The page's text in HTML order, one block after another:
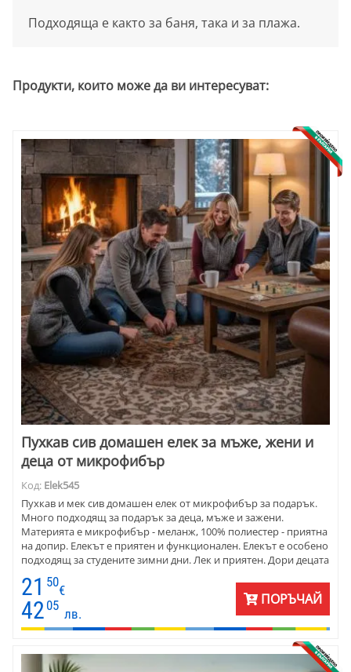
Подходяща е както за баня, така и за плажа.
Продукти, които може да ви интересуват:
Пухкав сив домашен елек за мъже, жени и
деца от микрофибър
Код: Elek545
Пухкав и мек сив домашен елек от микрофибър за подарък.
Много подходящ за подарък за деца, мъже и зажени.
Материята е микрофибър - меланж, 100% полиестер - приятна
на допир. Елекът е приятен и функционален. Елекът е особено
подходящ за студените зимни дни. Лек и приятен. Дори децата
21 50
€
42 05
лв.
ПОРЪЧАЙ